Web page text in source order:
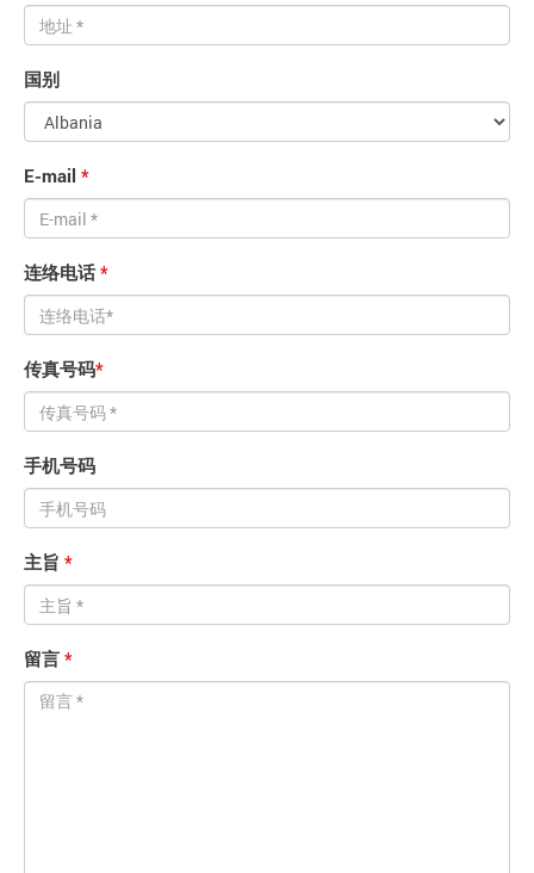
国别
E-mail *
连络电话 *
传真号码*
手机号码
主旨 *
留言 *